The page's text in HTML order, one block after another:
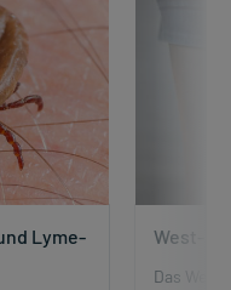
Lyme-
West-
Das